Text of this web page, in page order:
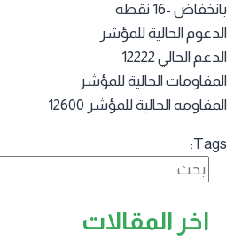
-16 نقطه
الحالية للمؤشر
الحالي 12222
الحالية للمؤشر
الحالية للمؤشر 12600
البحث
اخر المقالات